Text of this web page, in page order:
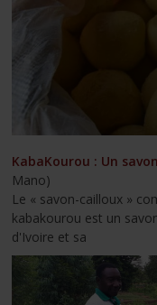
KabaKourou : Un
Mano)
Le « savon-cailloux »
kabakourou est un
d'Ivoire et sa